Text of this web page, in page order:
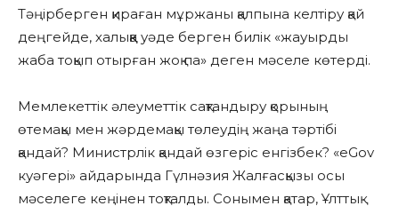
Тәңірберген қираған мұржаны қалпына келтіру қай
деңгейде, халыққа уәде берген билік «жауырды
жаба тоқып отырған жоқ па» деген мәселе көтерді.
Мемлекеттік әлеуметтік сақтандыру қорының
өтемақы мен жәрдемақы төлеудің жаңа тәртібі
қандай? Министрлік қандай өзгеріс енгізбек? «eGov
куәгері» айдарында Гүлнәзия Жалғасқызы осы
мәселеге кеңінен тоқталды. Сонымен қатар, Ұлттық